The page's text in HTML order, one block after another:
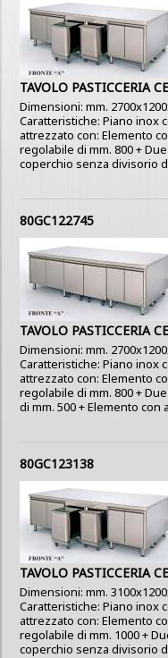
TAVOLO PASTICCERIA
Dimensioni: mm.
Caratteristiche: Piano inox
attrezzato con: Elemento
regolabile di mm. 800 +
coperchio senza divisorio
80GC122745
TAVOLO PASTICCERIA
Dimensioni: mm.
Caratteristiche: Piano inox
attrezzato con: Elemento
regolabile di mm. 800 +
di mm. 500 + Elemento con
80GC123138
TAVOLO PASTICCERIA
Dimensioni: mm.
Caratteristiche: Piano inox
attrezzato con: Elemento
regolabile di mm. 1000 +
coperchio senza divisorio